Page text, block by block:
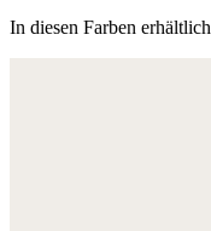
In diesen Farben erhältlich